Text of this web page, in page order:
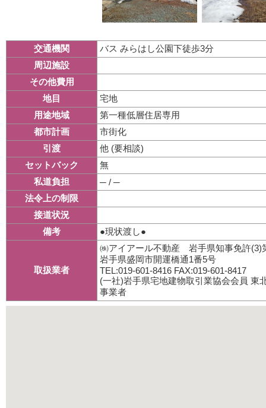
交通機関 バス みらはし公園下徒歩3分
周辺施設
その他費用
地目
宅地
用途地域 第一種低層住居専用
都市計画 市街化
引渡 他 (要相談)
セットバック 無
私道負担 ─ / ─
法令上の制限
接道状況
備考
●現状渡し●
取扱業者
㈱アイアール不動産 岩手県知事免許(3)
岩手県盛岡市開運橋通1番5号
TEL:019-601-8416 FAX:019-601-8417
(一社)岩手県宅地建物取引業協会会員 東
事業者